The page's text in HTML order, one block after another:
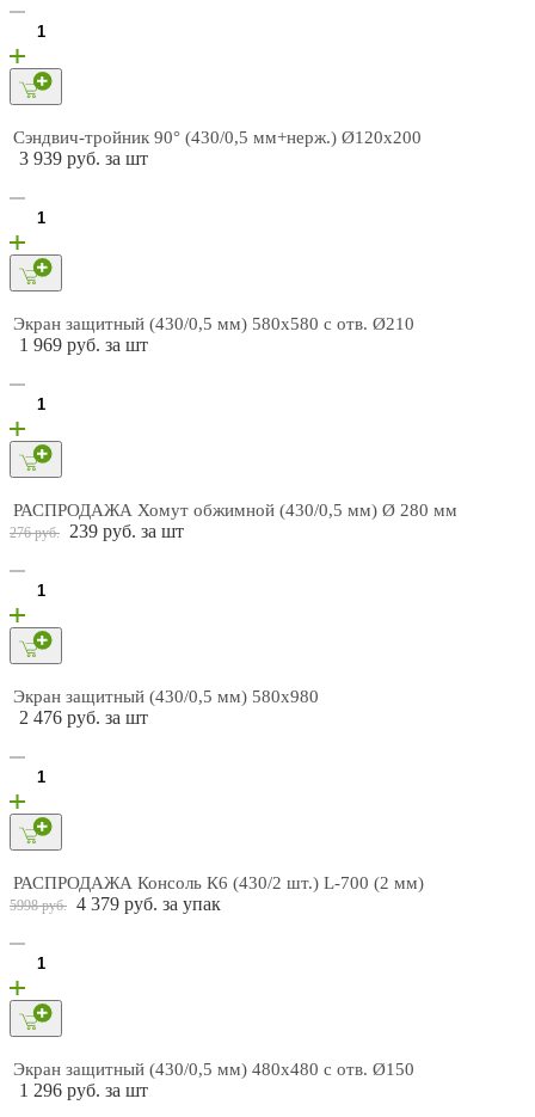
Сэндвич-тройник 90° (430/0,5 мм+нерж.) Ø120х200
3 939 руб. за шт
Экран защитный (430/0,5 мм) 580х580 с отв. Ø210
1 969 руб. за шт
РАСПРОДАЖА Хомут обжимной (430/0,5 мм) Ø 280 мм
276 руб. 239 руб. за шт
Экран защитный (430/0,5 мм) 580х980
2 476 руб. за шт
РАСПРОДАЖА Консоль К6 (430/2 шт.) L-700 (2 мм)
5998 руб. 4 379 руб. за упак
Экран защитный (430/0,5 мм) 480х480 с отв. Ø150
1 296 руб. за шт